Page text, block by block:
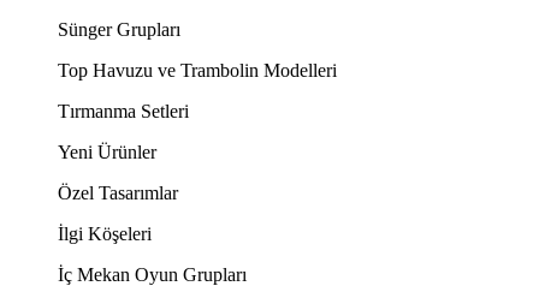
Sünger Grupları
Top Havuzu ve Trambolin Modelleri
Tırmanma Setleri
Yeni Ürünler
Özel Tasarımlar
İlgi Köşeleri
İç Mekan Oyun Grupları